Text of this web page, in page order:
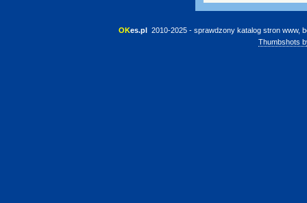
OKes.pl 2010-2025 - sprawdzony katalog stron www,
Thumbshots